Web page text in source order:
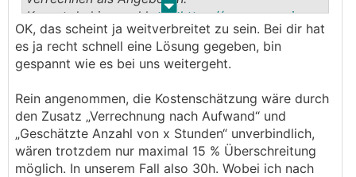
. .
Kannst du hier nachlesenhttps://www.energiespa
rhaus.at/forum-abrechnung-bei-regie/60440_1
OK, das scheint ja weitverbreitet zu sein. Bei dir hat
es ja recht schnell eine Lösung gegeben, bin
gespannt wie es bei uns weitergeht.
Rein angenommen, die Kostenschätzung wäre durch
den Zusatz „Verrechnung nach Aufwand“ und
„Geschätzte Anzahl von x Stunden“ unverbindlich,
wären trotzdem nur maximal 15 % Überschreitung
möglich. In unserem Fall also 30h. Wobei ich nach